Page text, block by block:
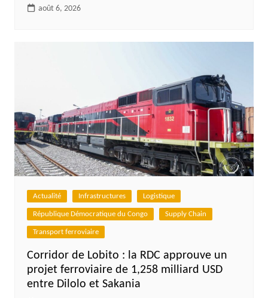
août 6, 2026
Actualité Infrastructures Logistique
République Démocratique du Congo Supply Chain
Transport ferroviaire
Corridor de Lobito : la RDC approuve un
projet ferroviaire de 1,258 milliard USD
entre Dilolo et Sakania